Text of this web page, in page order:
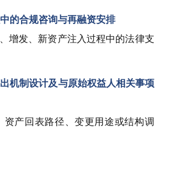
的合规咨询与再融资安排
增发、新资产注入过程中的法律支
机制设计及与原始权益人相关事项
资产回表路径、变更用途或结构调